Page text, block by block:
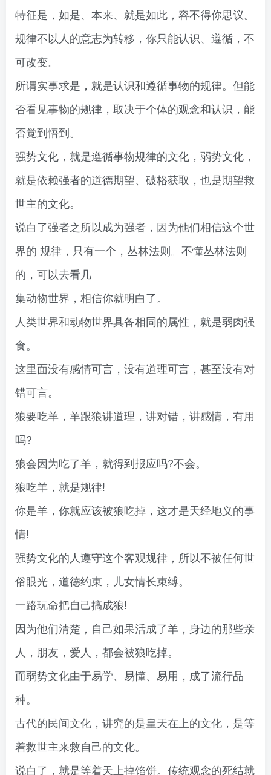
特征是，如是、本来、就是如此，容不得你思议。
规律不以人的意志为转移，你只能认识、遵循，不
可改变。
所谓实事求是，就是认识和遵循事物的规律。但能
否看见事物的规律，取决于个体的观念和认识，能
否觉到悟到。
强势文化，就是遵循事物规律的文化，弱势文化，
就是依赖强者的道德期望、破格获取，也是期望救
世主的文化。
说白了强者之所以成为强者，因为他们相信这个世
界的 规律，只有一个，丛林法则。不懂丛林法则
的，可以去看几
集动物世界，相信你就明白了。
人类世界和动物世界具备相同的属性，就是弱肉强
食。
这里面没有感情可言，没有道理可言，甚至没有对
错可言。
狼要吃羊，羊跟狼讲道理，讲对错，讲感情，有用
吗?
狼会因为吃了羊，就得到报应吗?不会。
狼吃羊，就是规律!
你是羊，你就应该被狼吃掉，这才是天经地义的事
情!
强势文化的人遵守这个客观规律，所以不被任何世
俗眼光，道德约束，儿女情长束缚。
一路玩命把自己搞成狼!
因为他们清楚，自己如果活成了羊，身边的那些亲
人，朋友，爱人，都会被狼吃掉。
而弱势文化由于易学、易懂、易用，成了流行品
种。
古代的民间文化，讲究的是皇天在上的文化，是等
着救世主来救自己的文化。
说白了，就是等着天上掉馅饼。传统观念的死结就